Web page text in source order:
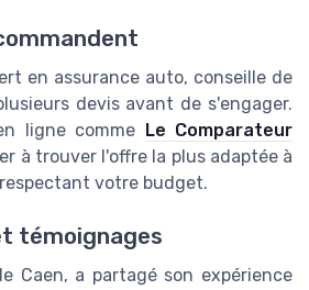
en assurance auto, conseille de
devis avant de s'engager.
ligne comme Le Comparateur
à trouver l'offre la plus adaptée à
votre budget.
témoignages
Caen, a partagé son expérience